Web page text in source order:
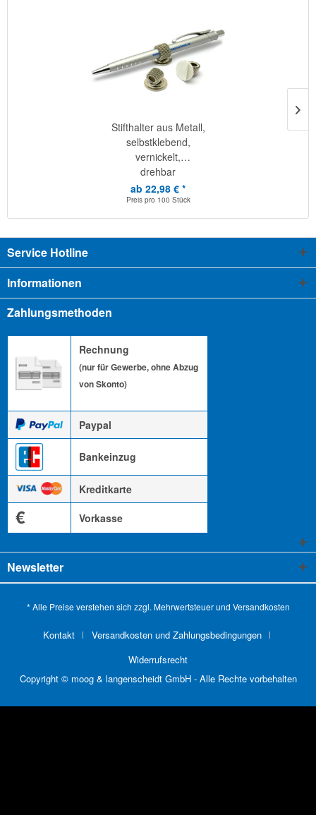
Stifthalter aus Metall,
selbstklebend,
vernickelt,
drehbar
ab 22,98 € *
Preis pro 100 Stück
Service Hotline
Informationen
Zahlungsmethoden
Rechnung
(nur für Gewerbe, ohne Abzug
von Skonto)
Paypal
Bankeinzug
Kreditkarte
€ Vorkasse
Newsletter
* Alle Preise verstehen sich zzgl. Mehrwertsteuer und Versandkosten
Kontakt
Versandkosten und Zahlungsbedingungen
Widerrufsrecht
Copyright © moog & langenscheidt GmbH - Alle Rechte vorbehalten